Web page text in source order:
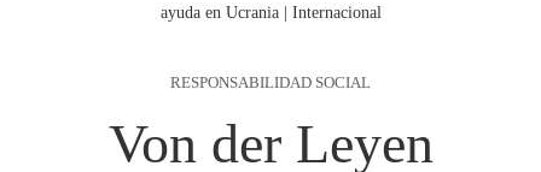
ayuda en Ucrania | Internacional
RESPONSABILIDAD SOCIAL
Von der Leyen